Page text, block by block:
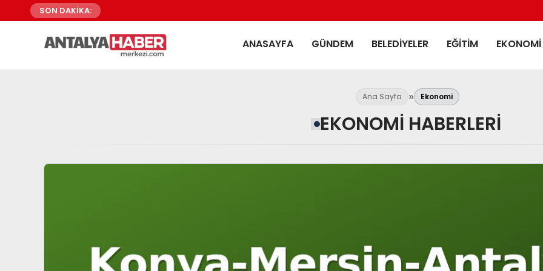
SON DAKİKA:
ANASAYFA GÜNDEM BELEDIYELER EĞITIM EKONOMI
Ana Sayfa Ekonomi
EKONOMI HABERLERI